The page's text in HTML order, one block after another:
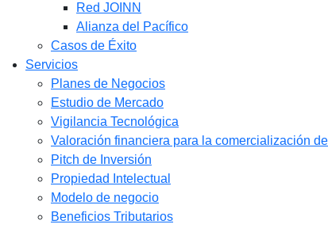
Red JOINN
Alianza del Pacífico
Casos de Éxito
Servicios
Planes de Negocios
Estudio de Mercado​
Vigilancia Tecnológica
Valoración financiera para la comercialización
Pitch de Inversión
Propiedad Intelectual
Modelo de negocio
Beneficios Tributarios